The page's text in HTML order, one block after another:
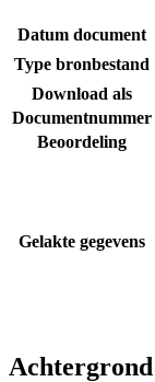
Datum document
Type bronbestand
Download als
Documentnummer
Beoordeling
Gelakte gegevens
Achtergrond